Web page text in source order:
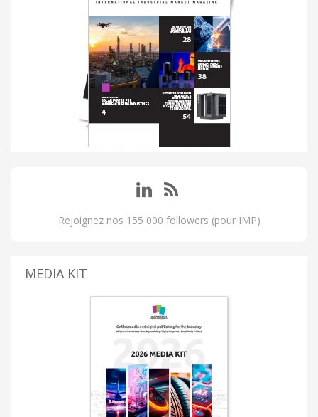
Rejoignez nos 155 000 followers (pour IMP)
MEDIA KIT